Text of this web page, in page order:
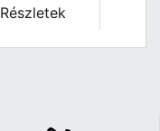
Részletek